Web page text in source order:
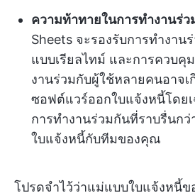
ความท้าทายในการทำงานร่ว
Sheets จะรองรับการทำงาน
แบบเรียลไทม์ และการควบคุ
งานร่วมกับผู้ใช้หลายคนอาจ
ซอฟต์แวร์ออกใบแจ้งหนี้โดย
การทำงานร่วมกันที่ราบรื่นก
ใบแจ้งหนี้กับทีมของคุณ
โปรดจำไว้ว่าแม่แบบใบแจ้งหนี้ข